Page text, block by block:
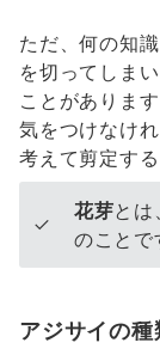
ただ、何の知
を切ってしま
ことがありま
気をつけなけ
考えて剪定する
花芽と
のことで
アジサイの